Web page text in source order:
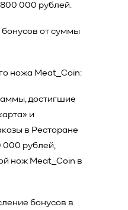
000 рублей.
бонусов от суммы
ножа Meat_Coin:
достигшие
и
в Ресторане
000 рублей,
нож Meat_Coin в
бонусов в